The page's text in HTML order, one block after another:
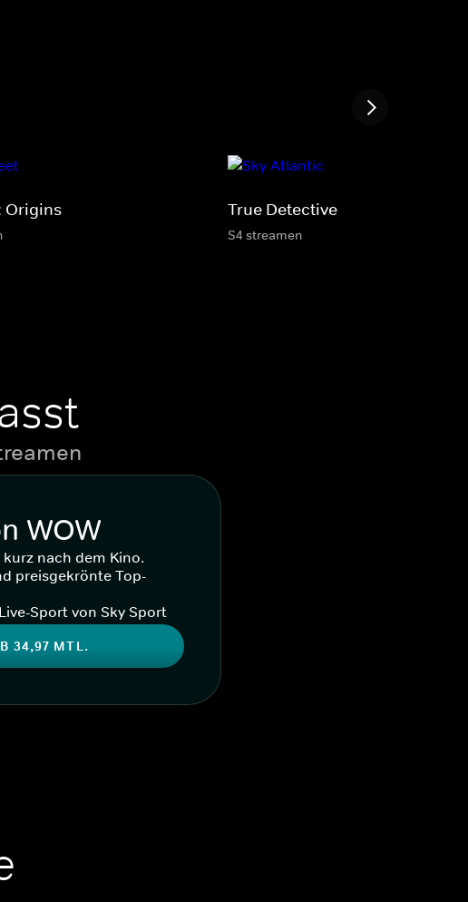
Origins True Detective
S4 streamen
WOW
nach dem Kino.
preisgekrönte Top-
Sport von Sky Sport
34,97 MTL.